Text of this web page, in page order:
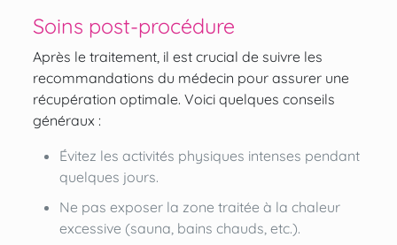
Soins post-procédure
Après le traitement, il est crucial de suivre les
recommandations du médecin pour assurer une
récupération optimale. Voici quelques conseils
généraux :
Évitez les activités physiques intenses pendant
quelques jours.
Ne pas exposer la zone traitée à la chaleur
excessive (sauna, bains chauds, etc.).